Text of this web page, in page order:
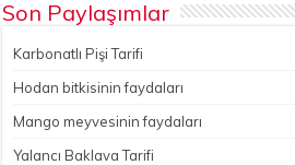
Son Paylaşımlar
Karbonatlı Pişi Tarifi
Hodan bitkisinin faydaları
Mango meyvesinin faydaları
Yalancı Baklava Tarifi